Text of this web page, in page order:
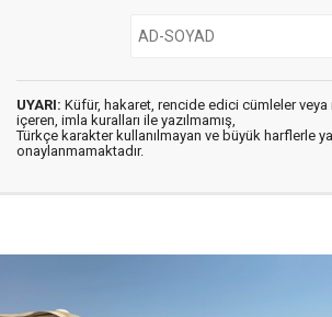
UYARI: Küfür, hakaret, rencide edici cümleler veya
içeren, imla kuralları ile yazılmamış,
Türkçe karakter kullanılmayan ve büyük harflerle
onaylanmamaktadır.